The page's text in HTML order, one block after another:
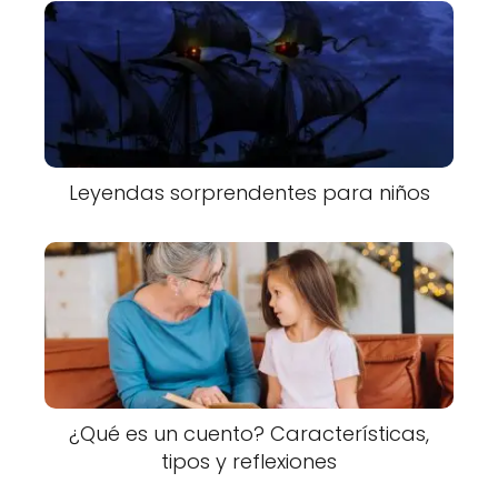
Leyendas sorprendentes para niños
¿Qué es un cuento? Características,
tipos y reflexiones